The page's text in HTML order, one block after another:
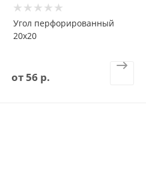
Угол перфорированный
20x20
от56 р.